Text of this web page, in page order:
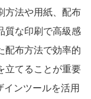
方法や用紙、配布
質な印刷で高級感
配布方法で効率的
立てることが重要
インツールを活用